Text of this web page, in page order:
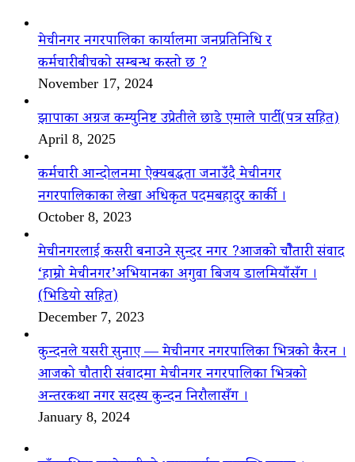
मेचीनगर नगरपालिका कार्यालमा जनप्रतिनिधि र
कर्मचारीबीचको सम्बन्ध कस्तो छ ?
November 17, 2024
झापाका अग्रज कम्युनिष्ट उप्रेतीले छाडे एमाले पार्टी(पत्र सहित)
April 8, 2025
कर्मचारी आन्दोलनमा ऐक्यबद्धता जनाउँदै मेचीनगर
नगरपालिकाका लेखा अधिकृत पदमबहादुर कार्की ।
October 8, 2023
मेचीनगरलाई कसरी बनाउने सुन्दर नगर ?आजको चौैतारी संवाद
‘हाम्रो मेचीनगर’अभियानका अगुवा बिजय डालमियाँसँग ।
(भिडियो सहित)
December 7, 2023
कुन्दनले यसरी सुनाए — मेचीनगर नगरपालिका भित्रको कैरन ।
आजको चौतारी संवादमा मेचीनगर नगरपालिका भित्रको
अन्तरकथा नगर सदस्य कुन्दन निरौलासँग ।
January 8, 2024